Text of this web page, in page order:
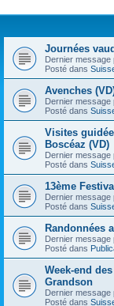
Journées
Dernier message
Posté dans
Avenches
Dernier message
Posté dans
Visites
Boscéaz (VD)
Dernier message
Posté dans
13ème
Dernier message
Posté dans
Randonnées
Dernier message
Posté dans
Week-end
Grandson
Dernier message
Posté dans